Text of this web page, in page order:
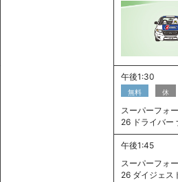
午後1:30
無料 休
スーパーフォ
26 ドライバー
午後1:45
スーパーフォ
26 ダイジェス